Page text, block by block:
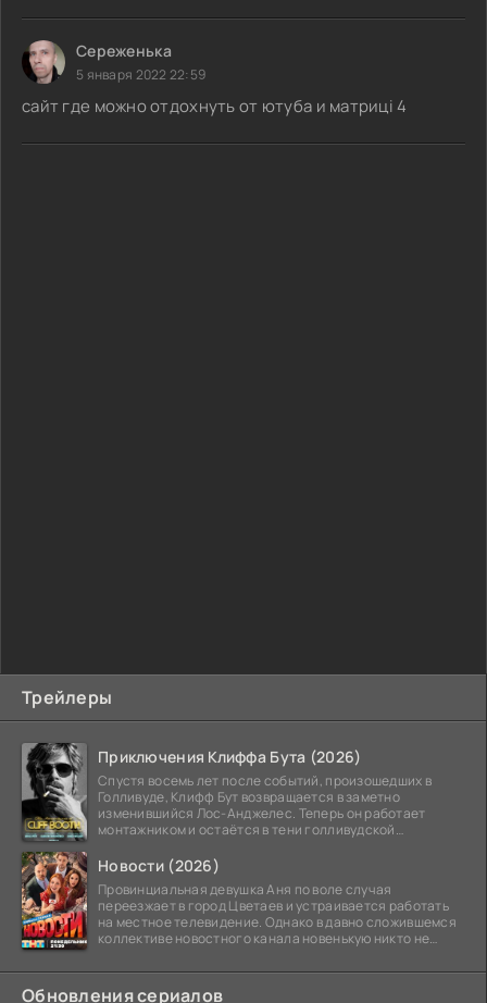
Трейлеры
Приключения Клиффа Бута (2026)
Спустя восемь лет после событий, произошедших в
Голливуде, Клифф Бут возвращается в заметно
изменившийся Лос-Анджелес. Теперь он работает
монтажником и остаётся в тени голливудской
Новости (2026)
Провинциальная девушка Аня по воле случая
переезжает в город Цветаев и устраивается работать
на местное телевидение. Однако в давно сложившемся
коллективе новостного канала новенькую никто не
Обновления сериалов
Сереженька
5 января 2022 22:59
сайт где можно отдохнуть от ютуба и матриці 4